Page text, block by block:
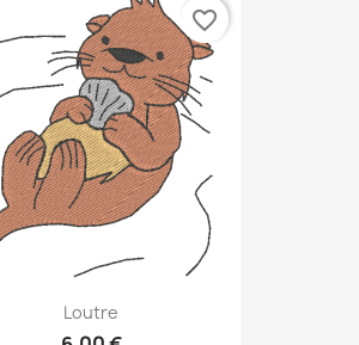
Loutre
favorite_border